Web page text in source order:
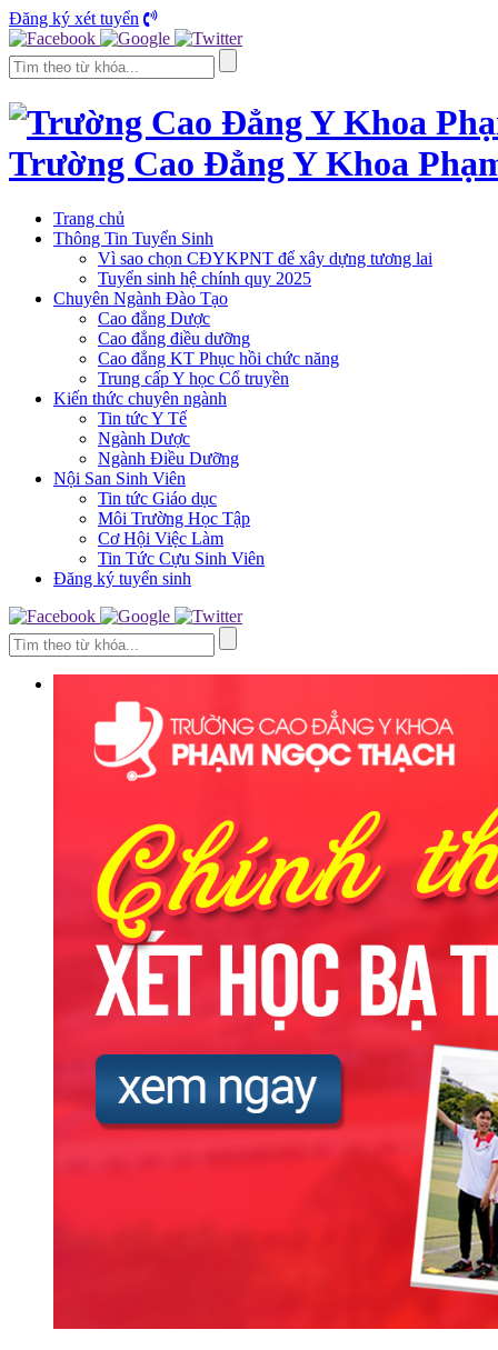
Đăng ký xét tuyển
Trường Cao Đẳng Y Khoa
Trang chủ
Thông Tin Tuyển Sinh
Vì sao chọn CĐYKPNT để xây dựng tương lai
Tuyển sinh hệ chính quy 2025
Chuyên Ngành Đào Tạo
Cao đẳng Dược
Cao đẳng điều dưỡng
Cao đẳng KT Phục hồi chức năng
Trung cấp Y học Cổ truyền
Kiến thức chuyên ngành
Tin tức Y Tế
Ngành Dược
Ngành Điều Dưỡng
Nội San Sinh Viên
Tin tức Giáo dục
Môi Trường Học Tập
Cơ Hội Việc Làm
Tin Tức Cựu Sinh Viên
Đăng ký tuyển sinh